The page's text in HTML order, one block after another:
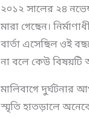
২০১২ সালের ২৪
মারা গেছেন।
বার্তা এসেছিল ওই
না বলে কেউ বিষয়টি
মালিবাগে দুর্ঘটনার
স্মৃতি হাতড়ালে